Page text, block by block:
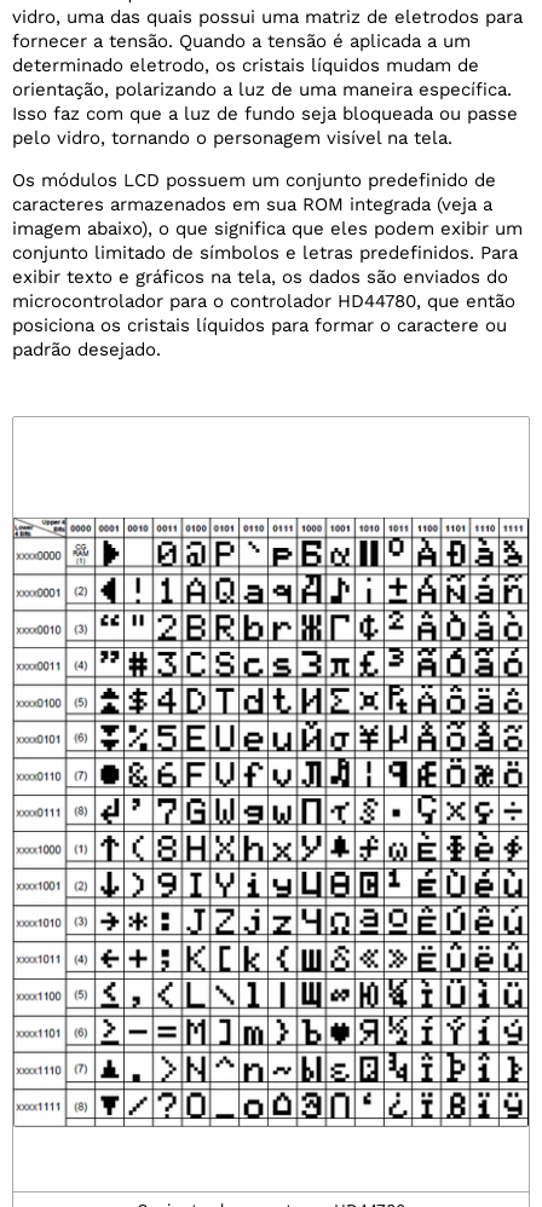
vidro, uma das quais possui uma matriz de eletrodos para
fornecer a tensão. Quando a tensão é aplicada a um
determinado eletrodo, os cristais líquidos mudam de
orientação, polarizando a luz de uma maneira específica.
Isso faz com que a luz de fundo seja bloqueada ou passe
pelo vidro, tornando o personagem visível na tela.
Os módulos LCD possuem um conjunto predefinido de
caracteres armazenados em sua ROM integrada (veja a
imagem abaixo), o que significa que eles podem exibir um
conjunto limitado de símbolos e letras predefinidos. Para
exibir texto e gráficos na tela, os dados são enviados do
microcontrolador para o controlador HD44780, que então
posiciona os cristais líquidos para formar o caractere ou
padrão desejado.